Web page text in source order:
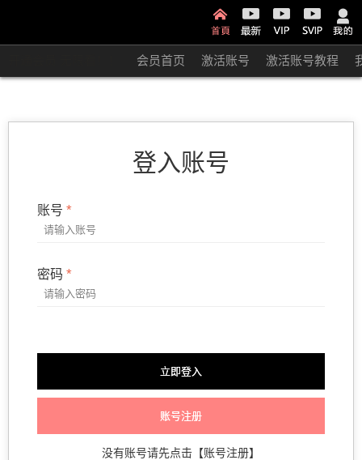
会员首页 激活账号 激活账号教程
登入账号
账号
密码
账号注册
没有账号请先点击【账号注册】